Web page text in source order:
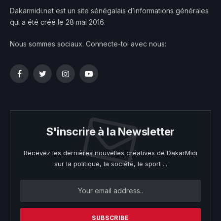
Dakarmidi.net est un site sénégalais d’informations générales
qui a été créé le 28 mai 2016.
Nous sommes sociaux. Connecte-toi avec nous:
FacebookTwitterInstagramYouTube
S'inscrire à la Newsletter
Recevez les dernières nouvelles créatives de DakarMidi
sur la politique, la société, le sport ...